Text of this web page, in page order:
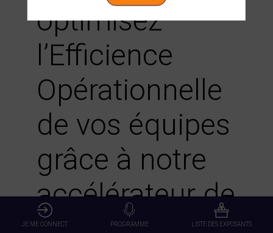
optimisez
l’Efficience
Opérationnelle
de vos équipes
grâce à notre
accélérateur de
JE ME CONNECT PROGRAMME LISTE DES EXPOSANTS